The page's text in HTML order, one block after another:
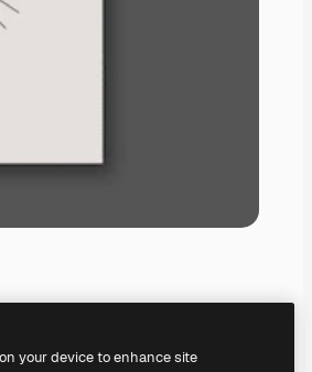
your device to enhance site